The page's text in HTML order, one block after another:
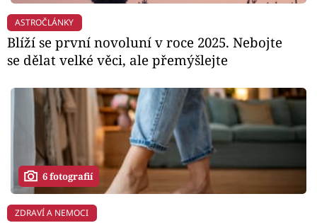
ASTROČLÁNKY
Blíží se první novoluní v roce 2025. Nebojte
se dělat velké věci, ale přemýšlejte
6 fotografií
ZDRAVÍ A NEMOCI